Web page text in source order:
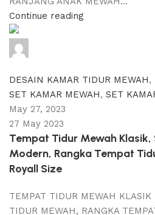
Continue reading
DESAIN KAMAR TIDUR MEWAH,
SET KAMAR MEWAH, SET
May 27, 2023
27 May 2023
Tempat Tidur Mewah Klasik,
Modern, Rangka Tempat
Royall Size
TEMPAT TIDUR MEWAH
TIDUR MEWAH, RANGKA